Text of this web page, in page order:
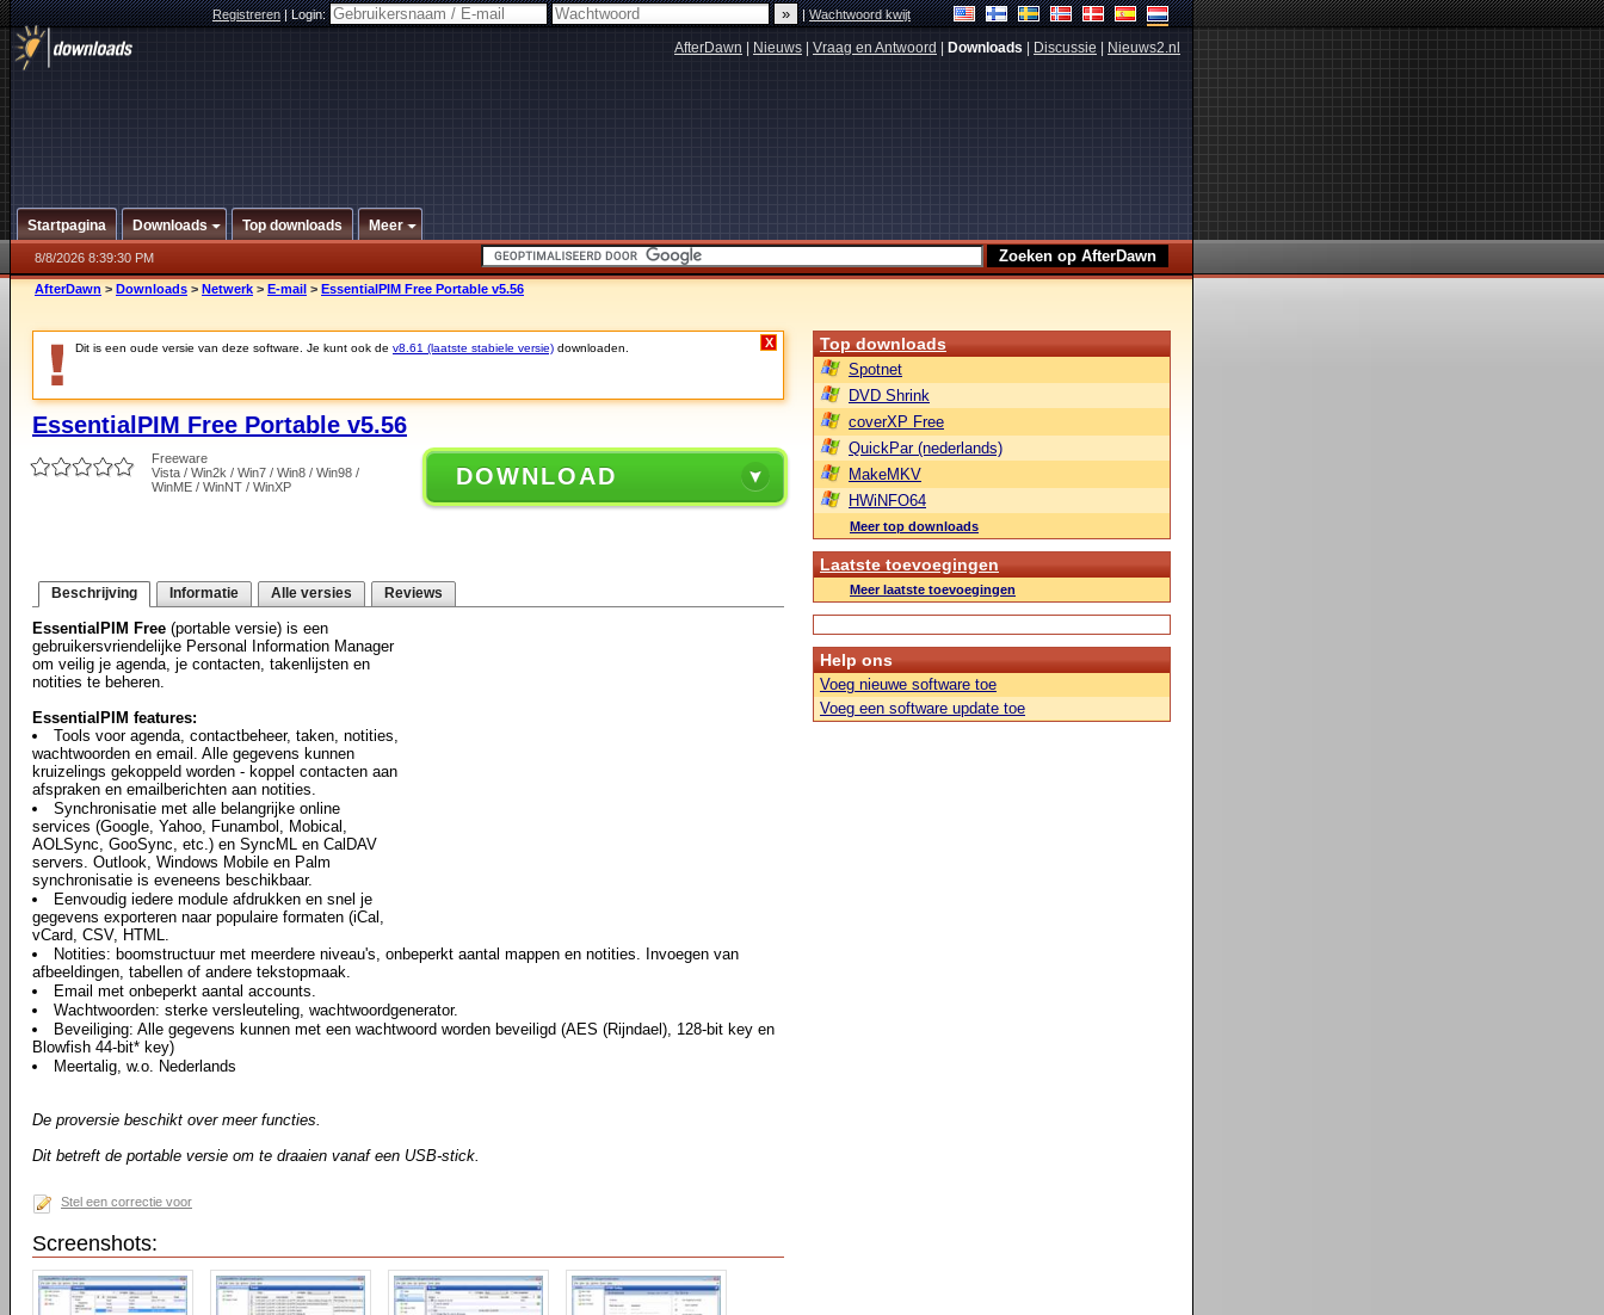
Registreren|Login: |Wachtwoord kwijt
AfterDawn Nieuws Vraag en Antwoord Downloads Discussie Nieuws2.nl
Startpagina Downloads Top downloads Meer
8/8/2026 8:39:30 PM
AfterDawn > Downloads > Netwerk > E-mail > EssentialPIM Free Portable v5.56
Dit is een oude versie van deze software. Je kunt ook de v8.61 (laatste stabiele versie) downloaden. X
EssentialPIM Free Portable v5.56
Freeware
Vista / Win2k / Win7 / Win8 / Win98 /
WinME / WinNT / WinXP
DOWNLOAD
Beschrijving Informatie Alle versies Reviews
EssentialPIM Free (portable versie) is een
gebruikersvriendelijke Personal Information Manager
om veilig je agenda, je contacten, takenlijsten en
notities te beheren.
EssentialPIM features:
Tools voor agenda, contactbeheer, taken, notities,
wachtwoorden en email. Alle gegevens kunnen
kruizelings gekoppeld worden - koppel contacten aan
afspraken en emailberichten aan notities.
Synchronisatie met alle belangrijke online
services (Google, Yahoo, Funambol, Mobical,
AOLSync, GooSync, etc.) en SyncML en CalDAV
servers. Outlook, Windows Mobile en Palm
synchronisatie is eveneens beschikbaar.
Eenvoudig iedere module afdrukken en snel je
gegevens exporteren naar populaire formaten (iCal,
vCard, CSV, HTML.
Notities: boomstructuur met meerdere niveau's, onbeperkt aantal mappen en notities. Invoegen van
afbeeldingen, tabellen of andere tekstopmaak.
Email met onbeperkt aantal accounts.
Wachtwoorden: sterke versleuteling, wachtwoordgenerator.
Beveiliging: Alle gegevens kunnen met een wachtwoord worden beveiligd (AES (Rijndael), 128-bit key en
Blowfish 44-bit* key)
Meertalig, w.o. Nederlands
De proversie beschikt over meer functies.
Dit betreft de portable versie om te draaien vanaf een USB-stick.
Stel een correctie voor
Screenshots:
Top downloads
Spotnet
DVD Shrink
coverXP Free
QuickPar (nederlands)
MakeMKV
HWiNFO64
Meer top downloads
Laatste toevoegingen
Meer laatste toevoegingen
Help ons
Voeg nieuwe software toe
Voeg een software update toe